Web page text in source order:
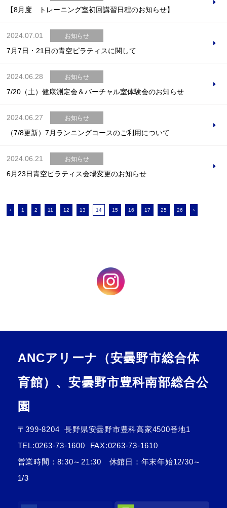
【8月度 トレーニング室初回講習日程のお知らせ】
2024.07.01 お知らせ
7月7日・21日の青空ピラティスに関して
2024.06.28 お知らせ
7/20（土）健康測定会＆バーチャル室体験会のお知らせ
2024.06.27 お知らせ
（7/8更新）7月ランニングコースのご利用について
2024.06.21 お知らせ
6月23日青空ピラティス会場変更のお知らせ
‹ 1 2 11 12 13 14 15 16 17 25 26 ›
ANCアリーナ（安曇野市総合体
育館）、安曇野市豊科南部総合公
園
〒399-8204
長野県安曇野市豊科高家4500番地1
TEL:0263-73-1600
FAX:0263-73-1610
営業時間：8:30～21:30 休館日：年末年始12/30～
1/3